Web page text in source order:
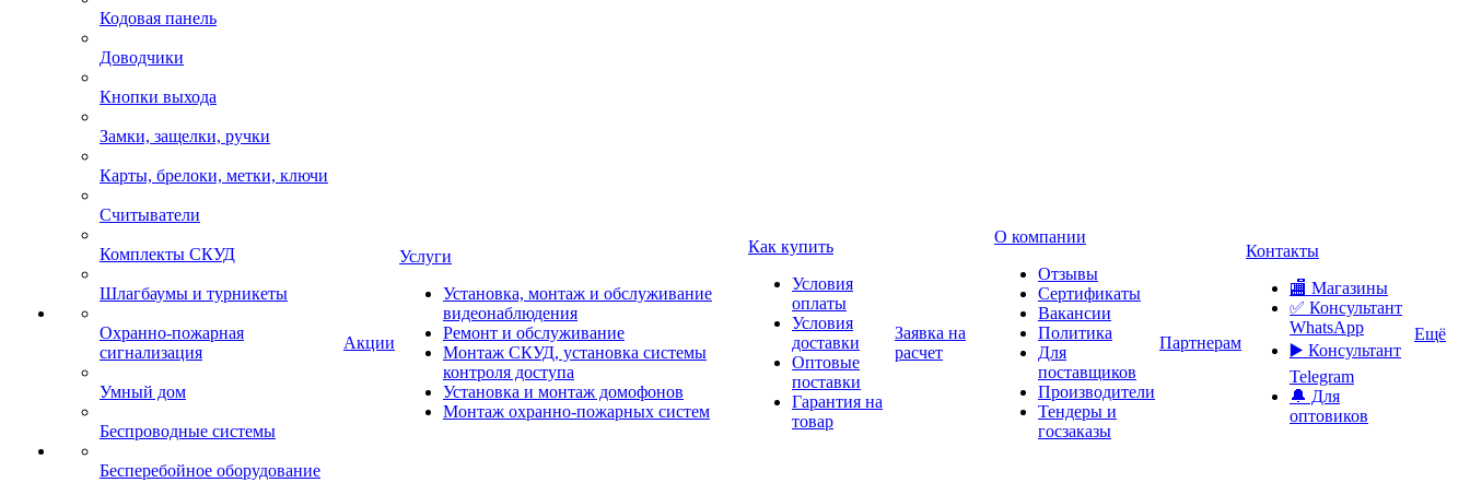
Кодовая панель
Доводчики
Кнопки выхода
Замки, защелки, ручки
Карты, брелоки, метки, ключи
Считыватели
Комплекты СКУД
Шлагбаумы и турникеты
Охранно-пожарная
сигнализация
Умный дом
Беспроводные системы
Бесперебойное оборудование
Акции
Услуги
Установка, монтаж и обслуживание
видеонаблюдения
Ремонт и обслуживание
Монтаж СКУД, установка системы
контроля доступа
Установка и монтаж домофонов
Монтаж охранно-пожарных систем
Как купить
Условия
оплаты
Условия
доставки
Оптовые
поставки
Гарантия на
товар
Заявка на
расчет
О компании
Отзывы
Сертификаты
Вакансии
Политика
Для
поставщиков
Производители
Тендеры и
госзаказы
Партнерам
Контакты
🏬 Магазины
✅️ Консультант
WhatsApp
▶️ Консультант
Telegram
🔔 Для
оптовиков
Ещё